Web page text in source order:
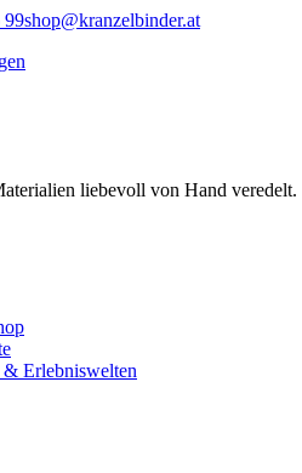
99shop@kranzelbinder.at
liebevoll von Hand veredelt.
& Erlebniswelten